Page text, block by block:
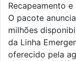
Recapeamento
O pacote
milhões
da Linha
oferecido pela